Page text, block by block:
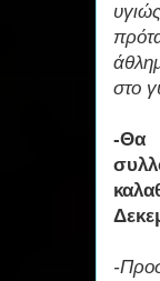
στο
-Θα
-